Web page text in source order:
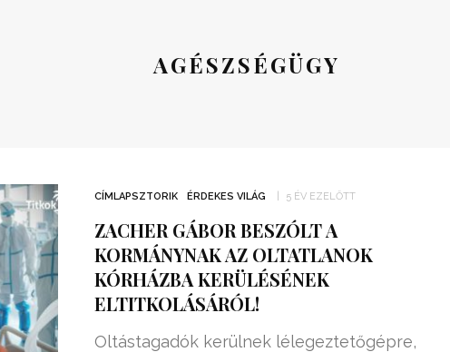
AGÉSZSÉGÜGY
CÍMLAPSZTORIK ÉRDEKES VILÁG 5 ÉV EZELŐTT
ZACHER GÁBOR BESZÓLT A
KORMÁNYNAK AZ OLTATLANOK
KÓRHÁZBA KERÜLÉSÉNEK
ELTITKOLÁSÁRÓL!
Oltástagadók kerülnek lélegeztetőgépre,